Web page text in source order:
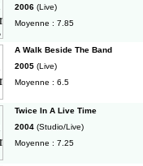
2006 (Live)
Moyenne : 7.85
A Walk Beside The Band
2005 (Live)
Moyenne : 6.5
Twice In A Live Time
2004 (Studio/Live)
Moyenne : 7.25